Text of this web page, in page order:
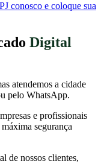
conosco e coloque sua
Digital
atendemos a cidade
pelo WhatsApp.
e profissionais
segurança
de nossos clientes,